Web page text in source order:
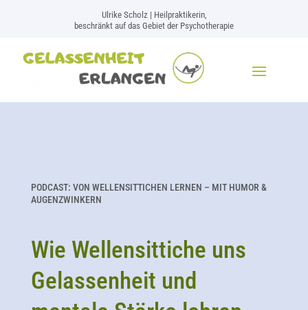
Ulrike Scholz | Heilpraktikerin,
beschränkt auf das Gebiet der Psychotherapie
PODCAST: VON WELLENSITTICHEN LERNEN – MIT HUMOR &
AUGENZWINKERN
Wie Wellensittiche uns
Gelassenheit und